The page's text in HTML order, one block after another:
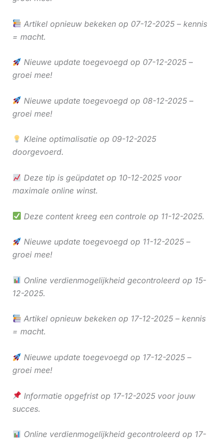
Artikel opnieuw bekeken op 07-12-2025 – kennis
= macht.
Nieuwe update toegevoegd op 07-12-2025 –
groei mee!
Nieuwe update toegevoegd op 08-12-2025 –
groei mee!
Kleine optimalisatie op 09-12-2025
doorgevoerd.
Deze tip is geüpdatet op 10-12-2025 voor
maximale online winst.
Deze content kreeg een controle op 11-12-2025.
Nieuwe update toegevoegd op 11-12-2025 –
groei mee!
Online verdienmogelijkheid gecontroleerd op 15-
12-2025.
Artikel opnieuw bekeken op 17-12-2025 – kennis
= macht.
Nieuwe update toegevoegd op 17-12-2025 –
groei mee!
Informatie opgefrist op 17-12-2025 voor jouw
succes.
Online verdienmogelijkheid gecontroleerd op 17-